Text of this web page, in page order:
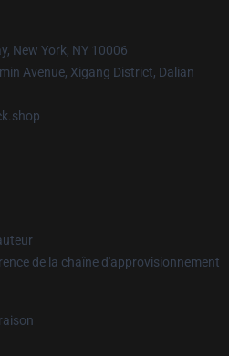
New York, NY 10006
Avenue, Xigang District, Dalian
de la chaîne d'approvisionnement